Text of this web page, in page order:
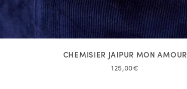
CHEMISIER JAIPUR MON AMOUR
125,00€